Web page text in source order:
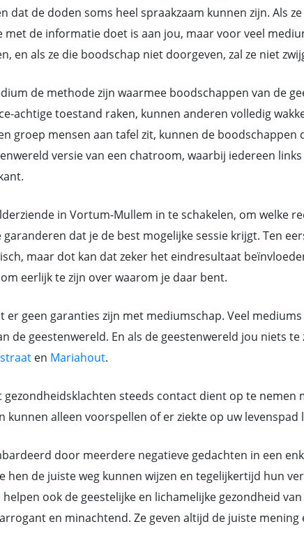
dat de doden soms heel spraakzaam kunnen zijn. Als
de informatie doet is aan jou, maar voor veel
en als ze die boodschap niet doorgeven, zal ze niet
de methode zijn waarmee boodschappen van de
achtige toestand raken, kunnen anderen volledig
groep mensen aan tafel zit, kunnen de
versie van een chatroom, waarbij iedereen
in Vortum-Mullem in te schakelen, om welke
dat je de best mogelijke sessie krijgt. Ten
maar dot kan dat zeker het eindresultaat
eerlijk te zijn over waarom je daar bent.
geen garanties zijn met mediumschap. Veel
de geestenwereld. En als de geestenwereld jou niets
en Mariahout.
steeds contact dient op te
kunnen alleen voorspellen of er ziekte op uw levenspad
door meerdere negatieve gedachten in een
hen de juiste weg kunnen wijzen en tegelijkertijd hun
ook de geestelijke en lichamelijke gezondheid
en minachtend. Ze geven altijd de juiste